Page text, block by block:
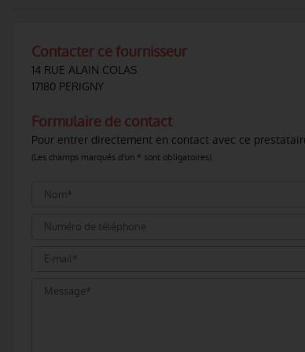
Contacter ce fournisseur
14 RUE ALAIN COLAS
17180 PERIGNY
Formulaire de contact
Pour entrer directement en contact avec ce
(Les champs marqués d'un * sont obligatoires)